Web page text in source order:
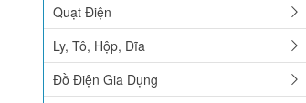
Quạt Điện
Ly, Tô, Hộp, Dĩa
Đồ Điện Gia Dụng